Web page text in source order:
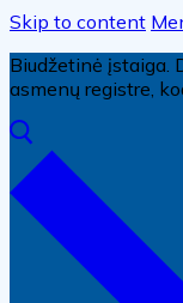
Skip to content
Biudžetinė įstaiga.
asmenų registre,